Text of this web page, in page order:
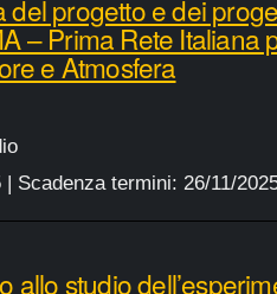
progetto e dei
– Prima Rete Italiana
e Atmosfera
| Scadenza termini: 26/11/
allo studio